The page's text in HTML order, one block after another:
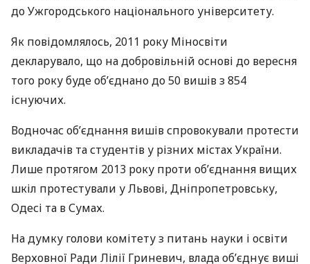
до Ужгородського національного університету.
Як повідомлялось, 2011 року Міносвіти
декларувало, що на добровільній основі до вересня
того року буде об’єднано до 50 вишів з 854
існуючих.
Водночас об’єднання вишів спровокували протести
викладачів та студентів у різних містах України.
Лише протягом 2013 року проти об’єднання вищих
шкіл протестували у Львові, Дніпропетровську,
Одесі та в Сумах.
На думку голови комітету з питань науки і освіти
Верховної Ради Лілії Гриневич, влада об’єднує виші